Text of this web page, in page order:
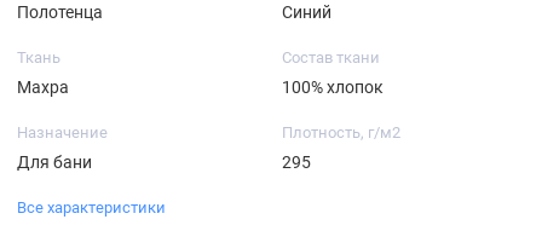
Полотенца Синий
Ткань
Махра
Состав ткани
100% хлопок
Назначение
Для бани
Плотность, г/м2
295
Все характеристики